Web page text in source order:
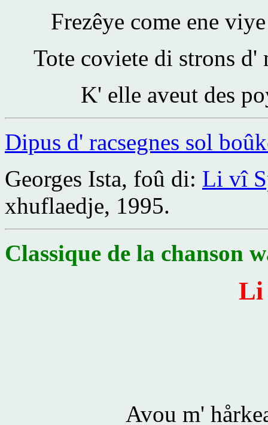
Frezêye come ene
Tote coviete di strons d'
K' elle aveut des
Dipus d' racsegnes sol
Georges Ista, foû di: Li vî
xhuflaedje, 1995.
Classique de la chanson
Li
Avou m'